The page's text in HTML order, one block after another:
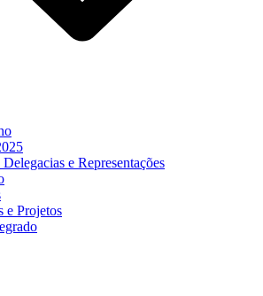
Delegacias e Representações
e Projetos